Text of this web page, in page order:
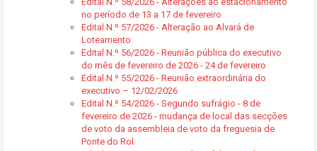
no período de 13 a 17 de fevereiro
Edital N.º 57/2026 - Alteração ao Alvará de
Loteamento
Edital N.º 56/2026 - Reunião pública do executivo
do mês de fevereiro de 2026 - 24 de fevereiro
Edital N.º 55/2026 - Reunião extraordinária do
executivo – 12/02/2026
Edital N.º 54/2026 - Segundo sufrágio - 8 de
fevereiro de 2026 - mudança de local das secções
de voto da assembleia de voto da freguesia de
Ponte do Rol